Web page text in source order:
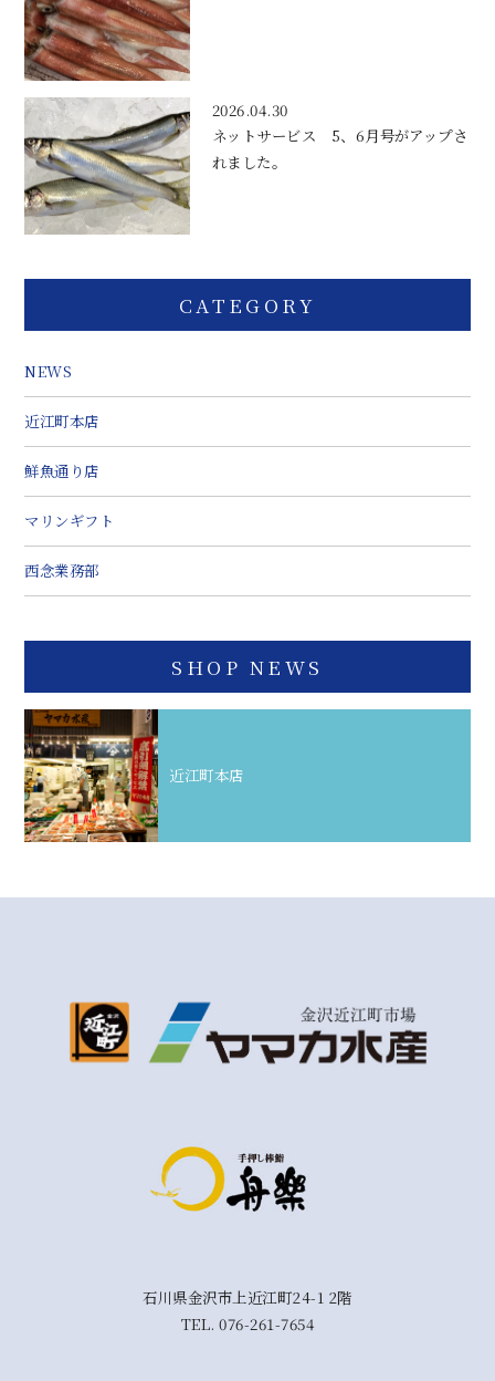
2026.04.30
ネットサービス 5、6月号がアップさ
れました。
CATEGORY
NEWS
近江町本店
鮮魚通り店
マリンギフト
西念業務部
SHOP NEWS
近江町本店
石川県金沢市上近江町24-1 2階
TEL.076-261-7654